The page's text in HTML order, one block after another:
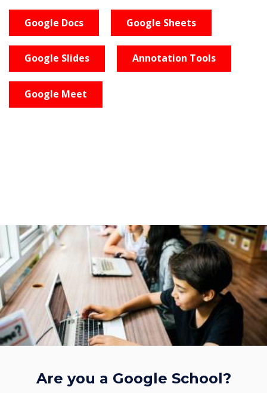
Google Docs Google Sheets
Google Slides Annotation Tools
Google Meet
Are you a Google School?